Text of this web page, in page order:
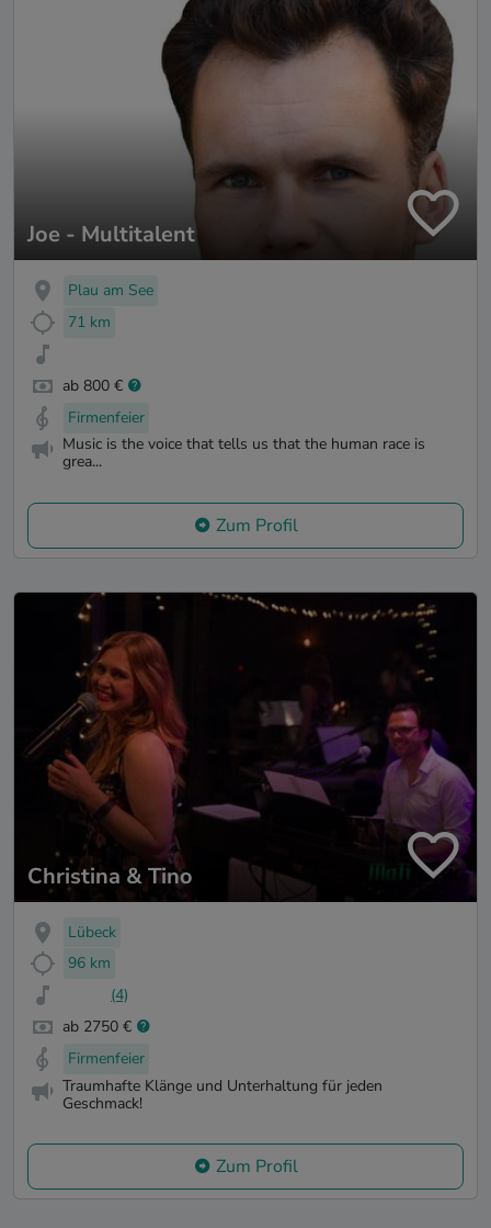
Joe - Multitalent
Plau am See
71 km
ab 800 €
Firmenfeier
Music is the voice that tells us that the human race is
grea...
Zum Profil
Christina & Tino
Lübeck
96 km
(4)
ab 2750 €
Firmenfeier
Traumhafte Klänge und Unterhaltung für jeden
Geschmack!
Zum Profil